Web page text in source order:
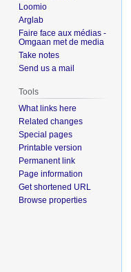
Loomio
Arglab
Faire face aux médias -
Omgaan met de media
Take notes
Send us a mail
Tools
What links here
Related changes
Special pages
Printable version
Permanent link
Page information
Get shortened URL
Browse properties